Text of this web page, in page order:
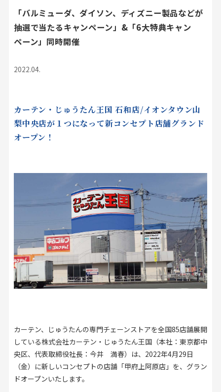
お客様の声
お役立ち情報
FAQ
お気に入りリスト
法人のお客様へ
「バルミューダ、ダイソン、ディズニー製品などが
抽選で当たるキャンペーン」&「6大特典キャン
ペーン」同時開催
2022.04.
カーテン・じゅうたん王国 石和店/イオンタウン山
梨中央店が１つになって新コンセプト店舗グランド
オープン！
カーテン、じゅうたんの専門チェーンストアを全国85店舗展開
している株式会社カーテン・じゅうたん王国（本社：東京都中
央区、代表取締役社長：今井 満春）は、2022年4月29日
（金）に新しいコンセプトの店舗「甲府上阿原店」を、グラン
ドオープンいたします。